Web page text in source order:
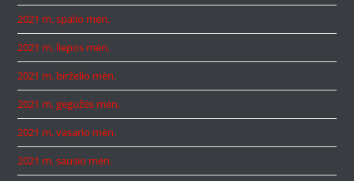
2021 m. spalio mėn.
2021 m. liepos mėn.
2021 m. birželio mėn.
2021 m. gegužės mėn.
2021 m. vasario mėn.
2021 m. sausio mėn.